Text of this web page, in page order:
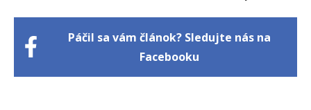
Páčil sa vám článok? Sledujte nás na
Facebooku